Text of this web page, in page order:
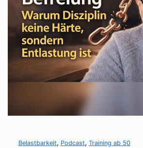
Belastbarkeit, Podcast, Training ab 50